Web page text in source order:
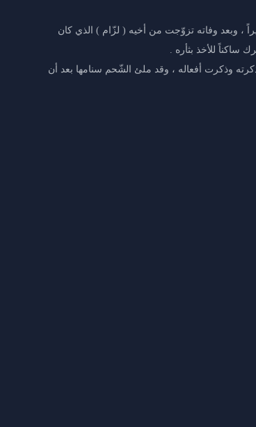
، وبعد وفاته تزوّجت من أخيه ( لزّام ) الذي كان
ساكناً للأخذ بثأره .
وذكرت أفعاله ، وقد ملئ الشّحم سنامها بعد أن